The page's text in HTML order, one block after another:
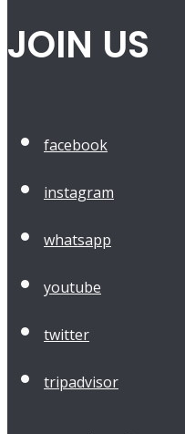
JOIN US
facebook
instagram
whatsapp
youtube
twitter
tripadvisor